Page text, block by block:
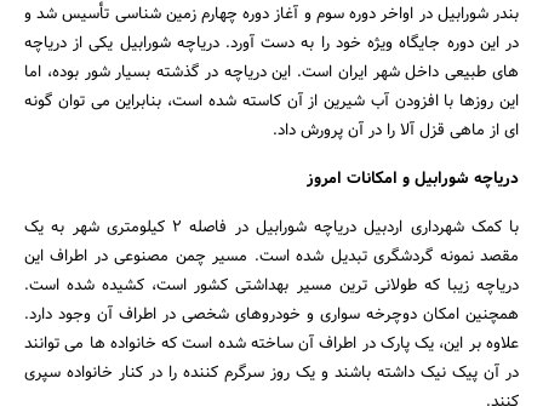
بندر شورابیل در اواخر دوره سوم و آغاز دوره چهارم زمین شناسی تأسیس شد و
در این دوره جایگاه ویژه خود را به دست آورد. دریاچه شورابیل یکی از دریاچه
های طبیعی داخل شهر ایران است. این دریاچه در گذشته بسیار شور بوده، اما
این روزها با افزودن آب شیرین از آن کاسته شده است، بنابراین می توان گونه
ای از ماهی قزل آلا را در آن پرورش داد.
دریاچه شورابیل و امکانات امروز
با کمک شهرداری اردبیل دریاچه شورابیل در فاصله 2 کیلومتری شهر به یک
مقصد نمونه گردشگری تبدیل شده است. مسیر چمن مصنوعی در اطراف این
دریاچه زیبا که طولانی ترین مسیر بهداشتی کشور است، کشیده شده است.
همچنین امکان دوچرخه سواری و خودروهای شخصی در اطراف آن وجود دارد.
علاوه بر این، یک پارک در اطراف آن ساخته شده است که خانواده ها می توانند
در آن پیک نیک داشته باشند و یک روز سرگرم کننده را در کنار خانواده سپری
کنند.